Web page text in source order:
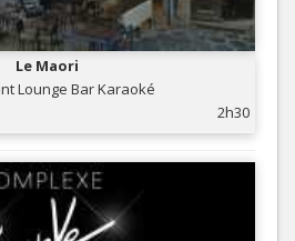
Le Maori
Lounge Bar Karaoké
2h30